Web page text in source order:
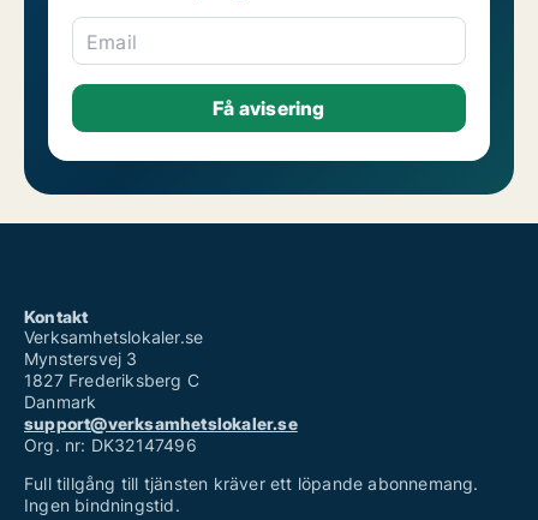
Email
Kontakt
Verksamhetslokaler.se
Mynstersvej 3
1827 Frederiksberg C
Danmark
support@verksamhetslokaler.se
Org. nr: DK32147496
Full tillgång till tjänsten kräver ett löpande abonnemang.
Ingen bindningstid.